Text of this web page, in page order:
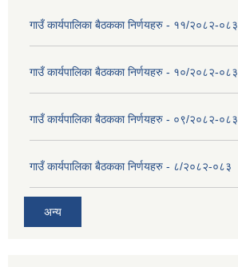
गाउँ कार्यपालिका बैठकका निर्णयहरु - ११/२०८२-०८३
गाउँ कार्यपालिका बैठकका निर्णयहरु - १०/२०८२-०८३
गाउँ कार्यपालिका बैठकका निर्णयहरु - ०९/२०८२-०८३
गाउँ कार्यपालिका बैठकका निर्णयहरु - ८/२०८२-०८३
अन्य